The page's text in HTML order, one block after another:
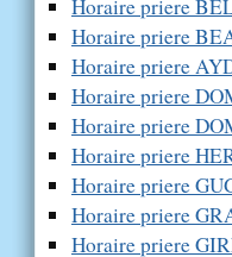
Horaire priere
Horaire priere
Horaire priere
Horaire priere
Horaire priere
Horaire priere
Horaire priere
Horaire priere
Horaire priere